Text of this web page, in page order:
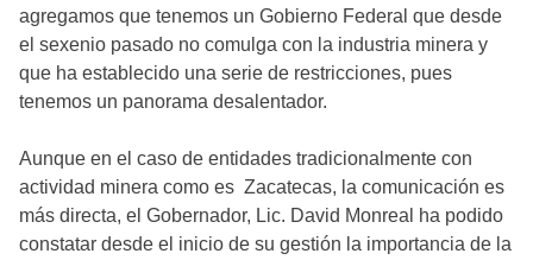
agregamos que tenemos un Gobierno Federal que desde
el sexenio pasado no comulga con la industria minera y
que ha establecido una serie de restricciones, pues
tenemos un panorama desalentador.
Aunque en el caso de entidades tradicionalmente con
actividad minera como es Zacatecas, la comunicación es
más directa, el Gobernador, Lic. David Monreal ha podido
constatar desde el inicio de su gestión la importancia de la